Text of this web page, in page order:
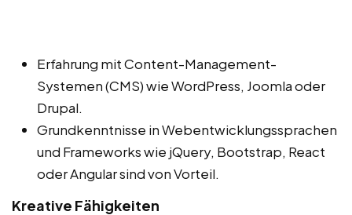
Erfahrung mit Content-Management-
Systemen (CMS) wie WordPress, Joomla oder
Drupal.
Grundkenntnisse in Webentwicklungssprachen
und Frameworks wie jQuery, Bootstrap, React
oder Angular sind von Vorteil.
Kreative Fähigkeiten